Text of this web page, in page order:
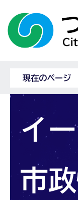
現在のページ
イ
市